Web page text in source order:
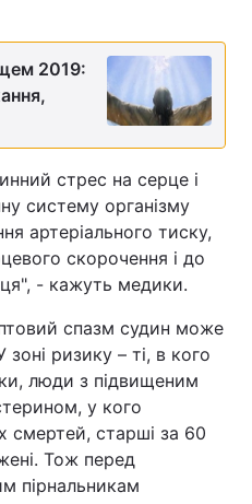
2019:
стрес на серце і
систему організму
артеріального тиску,
скорочення і до
- кажуть медики.
спазм судин може
ризику – ті, в кого
люди з підвищеним
у кого
смертей, старші за 60
Тож перед
пірнальникам